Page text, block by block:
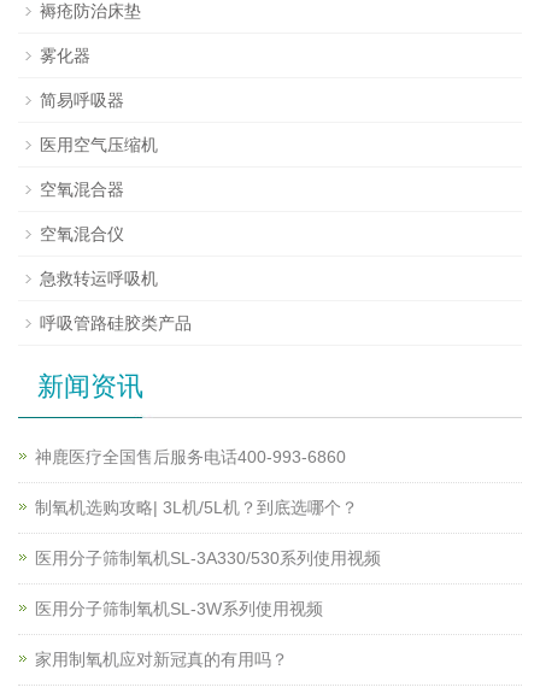
褥疮防治床垫
雾化器
简易呼吸器
医用空气压缩机
空氧混合器
空氧混合仪
急救转运呼吸机
呼吸管路硅胶类产品
新闻资讯
神鹿医疗全国售后服务电话400-993-6860
制氧机选购攻略| 3L机/5L机？到底选哪个？
医用分子筛制氧机SL-3A330/530系列使用视频
医用分子筛制氧机SL-3W系列使用视频
家用制氧机应对新冠真的有用吗？